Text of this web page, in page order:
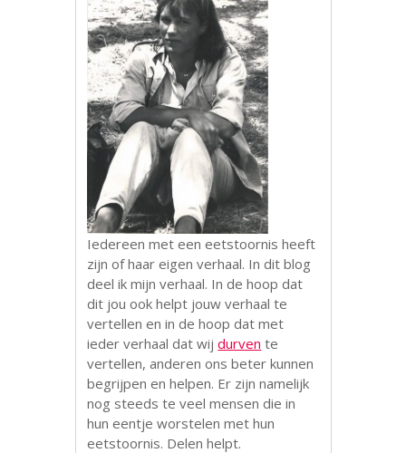
Iedereen met een eetstoornis heeft
zijn of haar eigen verhaal. In dit blog
deel ik mijn verhaal. In de hoop dat
dit jou ook helpt jouw verhaal te
vertellen en in de hoop dat met
ieder verhaal dat wijdurven te
vertellen, anderen ons beter kunnen
begrijpen en helpen. Er zijn namelijk
nog steeds te veel mensen die in
hun eentje worstelen met hun
eetstoornis. Delen helpt.